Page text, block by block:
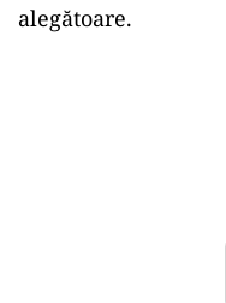
alegătoare.